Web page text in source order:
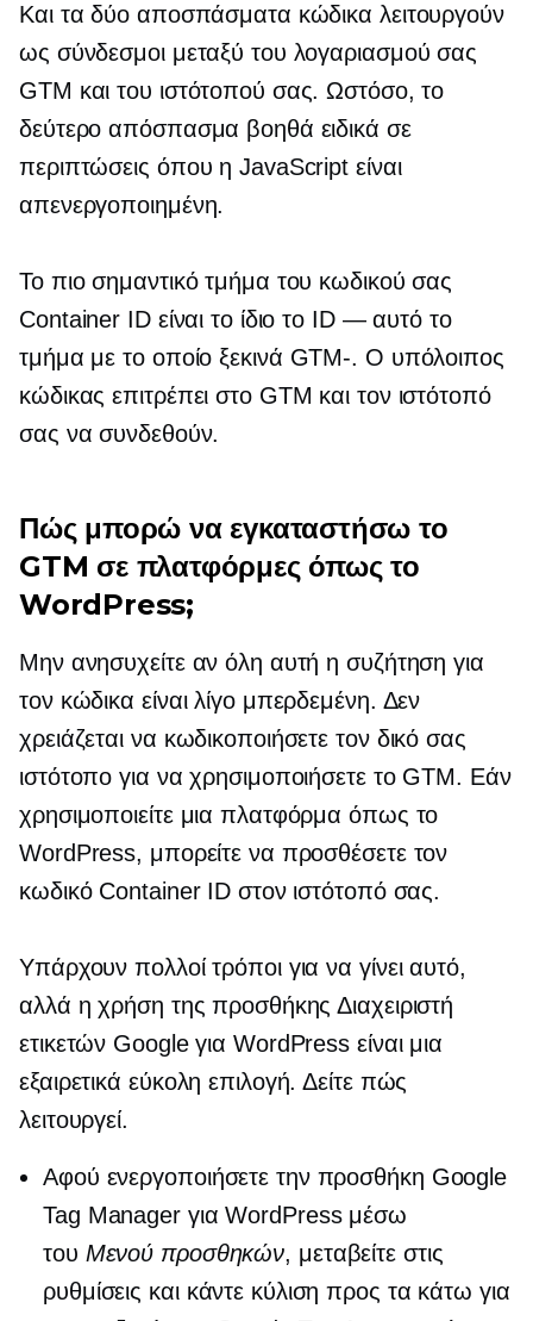
Και τα δύο αποσπάσματα κώδικα λειτουργούν
ως σύνδεσμοι μεταξύ του λογαριασμού σας
GTM και του ιστότοπού σας. Ωστόσο, το
δεύτερο απόσπασμα βοηθά ειδικά σε
περιπτώσεις όπου η JavaScript είναι
απενεργοποιημένη.
Το πιο σημαντικό τμήμα του κωδικού σας
Container ID είναι το ίδιο το ID — αυτό το
τμήμα με το οποίο ξεκινά GTM-. Ο υπόλοιπος
κώδικας επιτρέπει στο GTM και τον ιστότοπό
σας να συνδεθούν.
Πώς μπορώ να εγκαταστήσω το
GTM σε πλατφόρμες όπως το
WordPress;
Μην ανησυχείτε αν όλη αυτή η συζήτηση για
τον κώδικα είναι λίγο μπερδεμένη. Δεν
χρειάζεται να κωδικοποιήσετε τον δικό σας
ιστότοπο για να χρησιμοποιήσετε το GTM. Εάν
χρησιμοποιείτε μια πλατφόρμα όπως το
WordPress, μπορείτε να προσθέσετε τον
κωδικό Container ID στον ιστότοπό σας.
Υπάρχουν πολλοί τρόποι για να γίνει αυτό,
αλλά η χρήση της προσθήκης Διαχειριστή
ετικετών Google για WordPress είναι μια
εξαιρετικά εύκολη επιλογή. Δείτε πώς
λειτουργεί.
Αφού ενεργοποιήσετε την προσθήκη Google
Tag Manager για WordPress μέσω
του Μενού προσθηκών, μεταβείτε στις
ρυθμίσεις και κάντε κύλιση προς τα κάτω για